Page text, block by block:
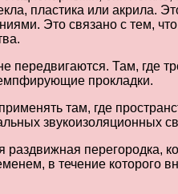
пластика или акрила.
Это связано с тем,
Там, где
прокладки.
там, где
звукоизоляционных
перегородка,
в течение которого